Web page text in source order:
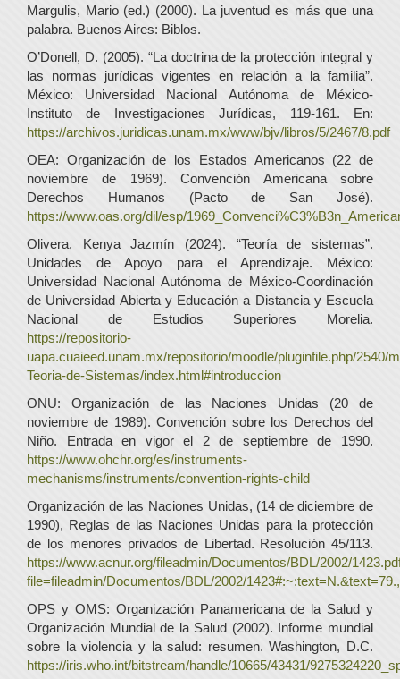
Margulis, Mario (ed.) (2000). La juventud es más que una
palabra. Buenos Aires: Biblos.
O’Donell, D. (2005). “La doctrina de la protección integral y
las normas jurídicas vigentes en relación a la familia”.
México: Universidad Nacional Autónoma de México-
Instituto de Investigaciones Jurídicas, 119-161. En:
https://archivos.juridicas.unam.mx/www/bjv/libros/5/2467/8.pdf
OEA: Organización de los Estados Americanos (22 de
noviembre de 1969). Convención Americana sobre
Derechos Humanos (Pacto de San José).
https://www.oas.org/dil/esp/
Olivera, Kenya Jazmín (2024). “Teoría de sistemas”.
Unidades de Apoyo para el Aprendizaje. México:
Universidad Nacional Autónoma de México-Coordinación
de Universidad Abierta y Educación a Distancia y Escuela
Nacional de Estudios Superiores Morelia.
https://repositorio-
uapa.cuaieed.unam.mx/repositorio/moodle/pluginfile.php/2540/
Teoria-de-Sistemas/index.html#introduccion
ONU: Organización de las Naciones Unidas (20 de
noviembre de 1989). Convención sobre los Derechos del
Niño. Entrada en vigor el 2 de septiembre de 1990.
https://www.ohchr.org/es/instruments-
mechanisms/instruments/convention-rights-child
Organización de las Naciones Unidas, (14 de diciembre de
1990), Reglas de las Naciones Unidas para la protección
de los menores privados de Libertad. Resolución 45/113.
https://www.acnur.org/fileadmin/Documentos/BDL/2002/
file=fileadmin/Documentos/BDL/2002/
OPS y OMS: Organización Panamericana de la Salud y
Organización Mundial de la Salud (2002). Informe mundial
sobre la violencia y la salud: resumen. Washington, D.C.
https://iris.who.int/bitstream/handle/10665/43431/